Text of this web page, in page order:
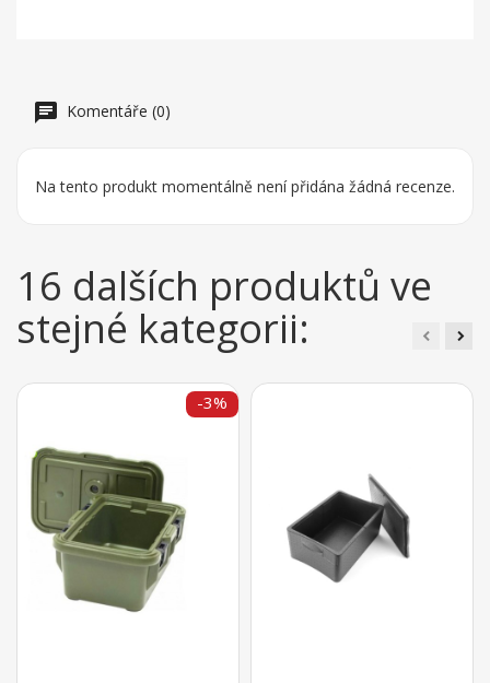
Komentáře (0)
Na tento produkt momentálně není přidána žádná recenze.
16 dalších produktů ve
stejné kategorii:
-3%